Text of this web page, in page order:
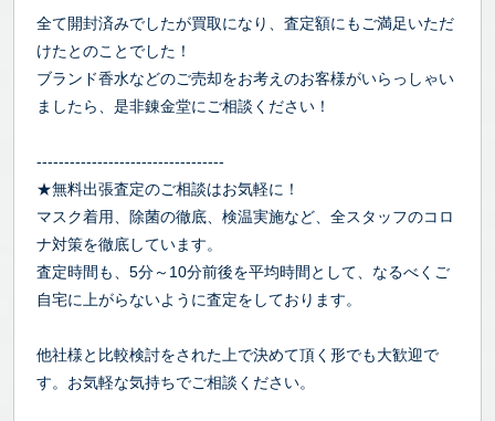
全て開封済みでしたが買取になり、査定額にもご満足いただ
けたとのことでした！
ブランド香水などのご売却をお考えのお客様がいらっしゃい
ましたら、是非錬金堂にご相談ください！
----------------------------------
★無料出張査定のご相談はお気軽に！
マスク着用、除菌の徹底、検温実施など、全スタッフのコロ
ナ対策を徹底しています。
査定時間も、5分～10分前後を平均時間として、なるべくご
自宅に上がらないように査定をしております。
他社様と比較検討をされた上で決めて頂く形でも大歓迎で
す。お気軽な気持ちでご相談ください。